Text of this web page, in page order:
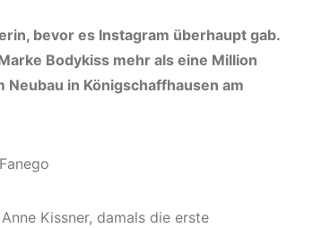
bevor es Instagram überhaupt gab.
Bodykiss mehr als eine Million
in Königschaffhausen am
Kissner, damals die erste